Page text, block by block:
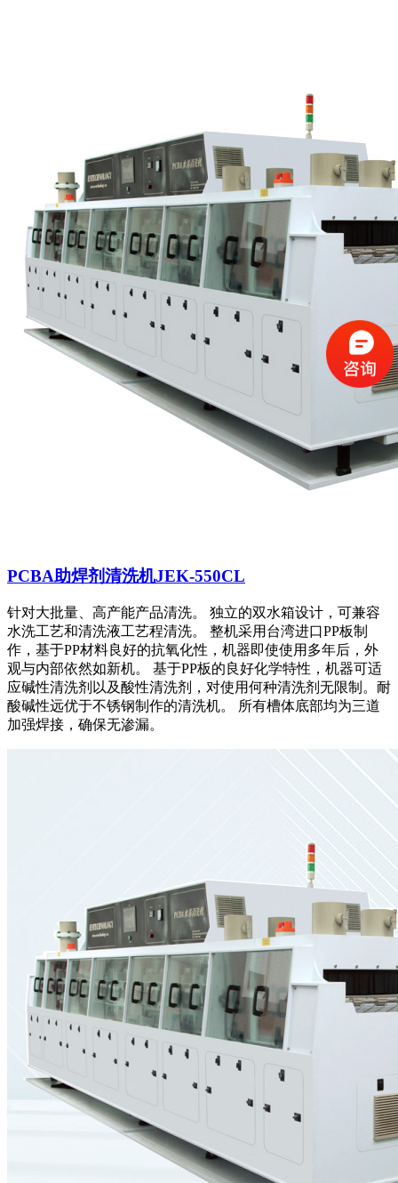
PCBA助焊剂清洗机JEK-550CL
针对大批量、高产能产品清洗。 独立的双水箱设计，可兼容
水洗工艺和清洗液工艺程清洗。 整机采用台湾进口PP板制
作，基于PP材料良好的抗氧化性，机器即使使用多年后，外
观与内部依然如新机。 基于PP板的良好化学特性，机器可适
应碱性清洗剂以及酸性清洗剂，对使用何种清洗剂无限制。耐
酸碱性远优于不锈钢制作的清洗机。 所有槽体底部均为三道
加强焊接，确保无渗漏。